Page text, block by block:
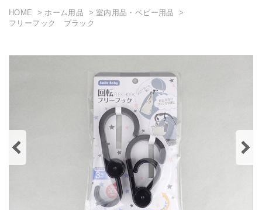
HOME ホーム用品
室内用品・ベビー用品
フリーフック ブラック